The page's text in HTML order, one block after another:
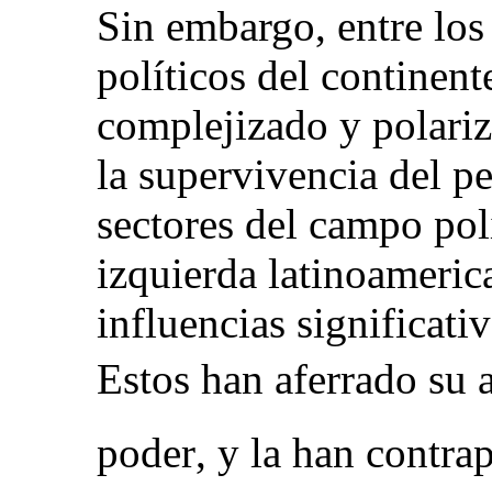
Sin embargo, entre
políticos del
complejizado y
la supervivencia del
sectores del campo
izquierda
influencias
Estos han aferrado su
poder, y la han